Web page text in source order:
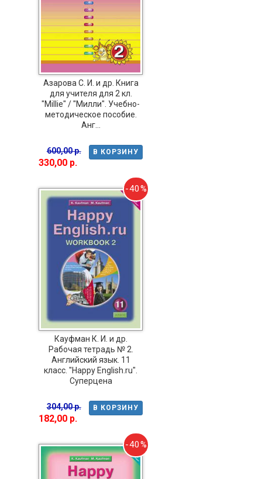
Азарова С. И. и др. Книга
для учителя для 2 кл.
"Millie" / "Милли". Учебно-
методическое пособие.
Анг...
В КОРЗИНУ
600,00 р.
330,00 р.
-40%
Кауфман К. И. и др.
Рабочая тетрадь № 2.
Английский язык. 11
класс. "Happy English.ru".
Суперцена
В КОРЗИНУ
304,00 р.
182,00 р.
-40%